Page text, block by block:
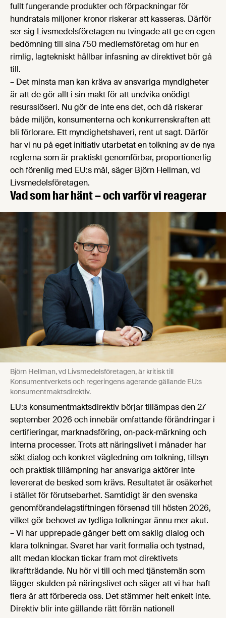
fullt fungerande produkter och förpackningar för
hundratals miljoner kronor riskerar att kasseras. Därför
ser sig Livsmedelsföretagen nu tvingade att ge en egen
bedömning till sina 750 medlemsföretag om hur en
rimlig, lagtekniskt hållbar infasning av direktivet bör gå
till.
– Det minsta man kan kräva av ansvariga myndigheter
är att de gör allt i sin makt för att undvika onödigt
resursslöseri. Nu gör de inte ens det, och då riskerar
både miljön, konsumenterna och konkurrenskraften att
bli förlorare. Ett myndighetshaveri, rent ut sagt. Därför
har vi nu på eget initiativ utarbetat en tolkning av de nya
reglerna som är praktiskt genomförbar, proportionerlig
och förenlig med EU:s mål, säger Björn Hellman, vd
Livsmedelsföretagen.
Vad som har hänt – och varför vi reagerar
Björn Hellman, vd Livsmedelsföretagen, är kritisk till
Konsumentverkets och regeringens agerande gällande EU:s
konsumentmaktsdirektiv.
EU:s konsumentmaktsdirektiv börjar tillämpas den 27
september 2026 och innebär omfattande förändringar i
certifieringar, marknadsföring, on‑pack‑märkning och
interna processer. Trots att näringslivet i månader har
sökt dialog och konkret vägledning om tolkning, tillsyn
och praktisk tillämpning har ansvariga aktörer inte
levererat de besked som krävs. Resultatet är osäkerhet
i stället för förutsebarhet. Samtidigt är den svenska
genomförandelagstiftningen försenad till hösten 2026,
vilket gör behovet av tydliga tolkningar ännu mer akut.
– Vi har upprepade gånger bett om saklig dialog och
klara tolkningar. Svaret har varit formalia och tystnad,
allt medan klockan tickar fram mot direktivets
ikraftträdande. Nu hör vi till och med tjänstemän som
lägger skulden på näringslivet och säger att vi har haft
flera år att förbereda oss. Det stämmer helt enkelt inte.
Direktiv blir inte gällande rätt förrän nationell